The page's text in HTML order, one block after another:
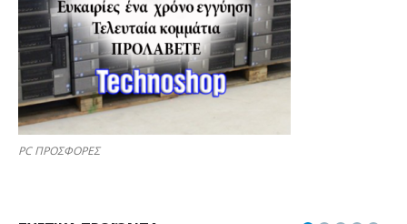
PC ΠΡΟΣΦΟΡΕΣ